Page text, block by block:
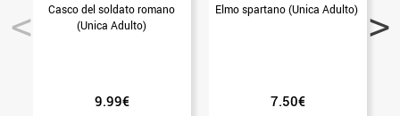
Casco del soldato romano
(Unica Adulto)
9.99€
Elmo spartano (Unica Adulto)
7.50€